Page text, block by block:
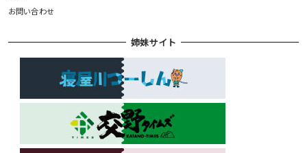
お問い合わせ
姉妹サイト